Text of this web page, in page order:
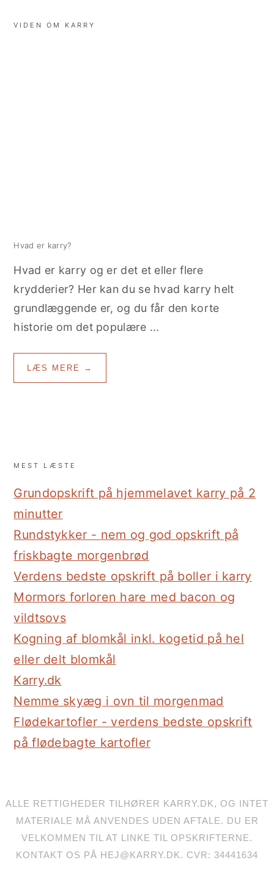
VIDEN OM KARRY
Hvad er karry?
Hvad er karry og er det et eller flere
krydderier? Her kan du se hvad karry helt
grundlæggende er, og du får den korte
historie om det populære ...
LÆS MERE →
MEST LÆSTE
Grundopskrift på hjemmelavet karry på 2
minutter
Rundstykker - nem og god opskrift på
friskbagte morgenbrød
Verdens bedste opskrift på boller i karry
Mormors forloren hare med bacon og
vildtsovs
Kogning af blomkål inkl. kogetid på hel
eller delt blomkål
Karry.dk
Nemme skyæg i ovn til morgenmad
Flødekartofler - verdens bedste opskrift
på flødebagte kartofler
ALLE RETTIGHEDER TILHØRER KARRY.DK, OG INTET
MATERIALE MÅ ANVENDES UDEN AFTALE. DU ER
VELKOMMEN TIL AT LINKE TIL OPSKRIFTERNE.
KONTAKT OS PÅ HEJ@KARRY.DK. CVR: 34441634